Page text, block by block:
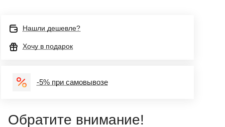
Нашли дешевле?
Хочу в подарок
-5% при самовывозе
Обратите внимание!